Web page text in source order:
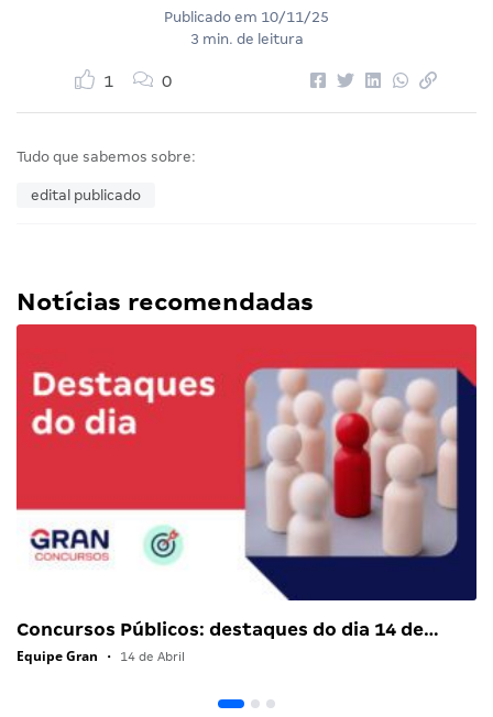
Publicado em 10/11/25
3 min. de leitura
1 0
Tudo que sabemos sobre:
edital publicado
Notícias recomendadas
Concursos Públicos: destaques do dia 14 de…
Equipe Gran • 14 de Abril